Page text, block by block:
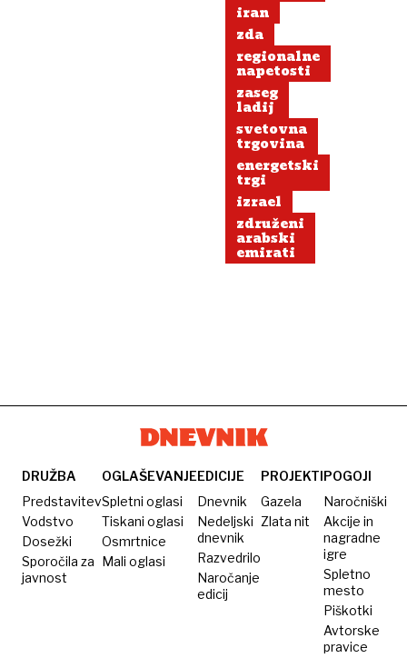
iran
zda
regionalne
napetosti
zaseg
ladij
svetovna
trgovina
energetski
trgi
izrael
združeni
arabski
emirati
DRUŽBA
Predstavitev
Vodstvo
Dosežki
Sporočila za
javnost
OGLAŠEVANJE
Spletni oglasi
Tiskani oglasi
Osmrtnice
Mali oglasi
EDICIJE
Dnevnik
Nedeljski
dnevnik
Razvedrilo
Naročanje
edicij
PROJEKTI
Gazela
Zlata nit
POGOJI
Naročniški
Akcije in
nagradne
igre
Spletno
mesto
Piškotki
Avtorske
pravice